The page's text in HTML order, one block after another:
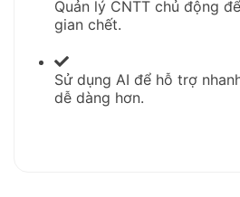
Quản lý CNTT chủ động
gian chết.
Sử dụng AI để hỗ trợ
dễ dàng hơn.